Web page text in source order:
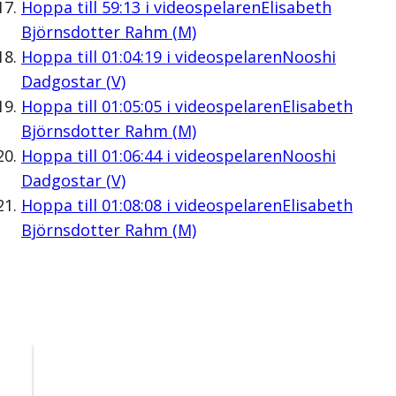
Hoppa till 59:13 i videospelarenElisabeth
Björnsdotter Rahm (M)
Hoppa till 01:04:19i videospelarenNooshi
Dadgostar (V)
Hoppa till 01:05:05i videospelarenElisabeth
Björnsdotter Rahm (M)
Hoppa till 01:06:44i videospelarenNooshi
Dadgostar (V)
Hoppa till 01:08:08i videospelarenElisabeth
Björnsdotter Rahm (M)